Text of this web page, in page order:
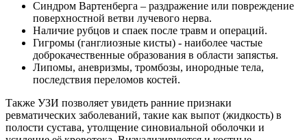
Синдром Вартенберга – раздражение или повреждение
поверхностной ветви лучевого нерва.
Наличие рубцов и спаек после травм и операций.
Гигромы (ганглиозные кисты) - наиболее частые
доброкачественные образования в области запястья.
Липомы, аневризмы, тромбозы, инородные тела,
последствия переломов костей.
Также УЗИ позволяет увидеть ранние признаки
ревматических заболеваний, такие как выпот (жидкость) в
полости сустава, утолщение синовиальной оболочки и